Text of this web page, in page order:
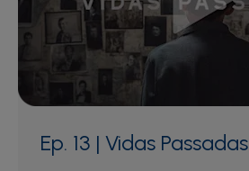
Ep. 13 | Vidas Passadas